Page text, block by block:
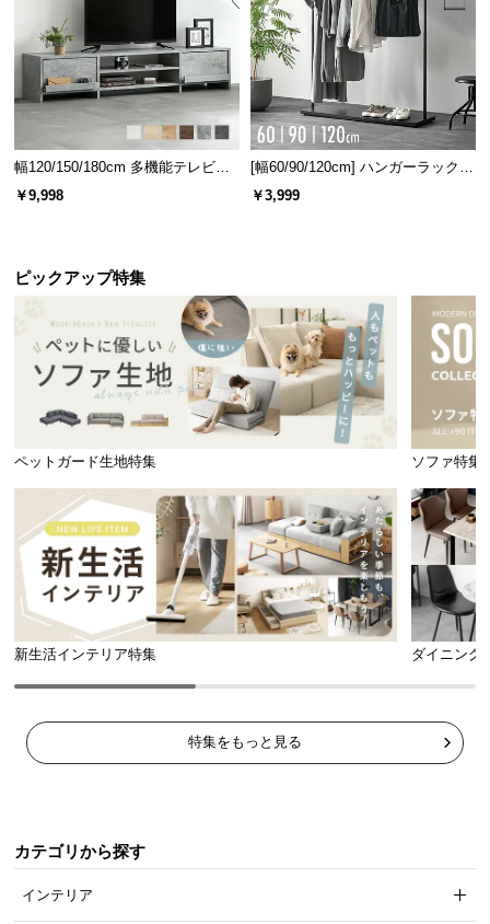
幅120/150/180cm 多機能テレビボ
ード 木目/石目調 オープン収納・
￥9,998
[幅60/90/120cm] ハンガーラック
スチール 4段階高さ調節 サイドフ
￥3,999
ピックアップ特集
ペットガード生地特集 ソファ特集
新生活インテリア特集 ダイニング
特集をもっと見る
カテゴリから探す
インテリア